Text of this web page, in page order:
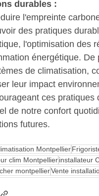
durables :
l'empreinte
des pratiques
l'optimisation des
énergétique.
de climatisation,
leur impact
ces
de notre confort
futures.
Montpellier
clim Montpellierinstallateur
montpellierVente